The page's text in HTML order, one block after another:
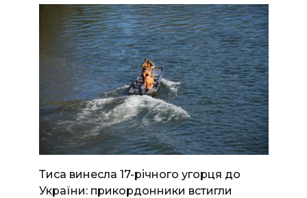
Тиса винесла 17-річного угорця до
України: прикордонники встигли